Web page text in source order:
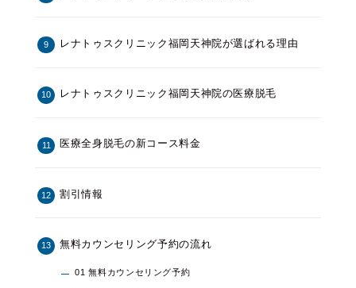
レナトゥスクリニック福岡天神院が選ばれる理由
レナトゥスクリニック福岡天神院の医療脱毛
医療全身脱毛の新コース料金
割引情報
無料カウンセリング予約の流れ
01 無料カウンセリング予約